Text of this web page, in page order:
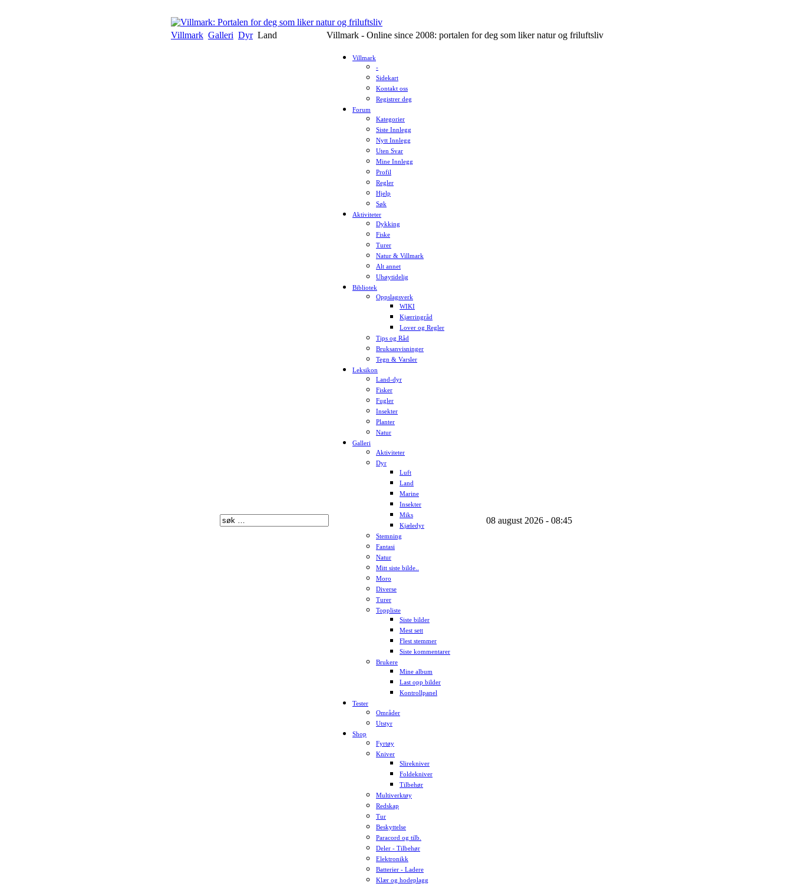
Villmark Galleri Dyr Land Villmark - Online since 2008: portalen for deg som liker natur og friluftsliv
Villmark
-
Sidekart
Kontakt oss
Registrer deg
Forum
Kategorier
Siste Innlegg
Nytt Innlegg
Uten Svar
Mine Innlegg
Profil
Regler
Hjelp
Søk
Aktiviteter
Dykking
Fiske
Turer
Natur & Villmark
Alt annet
Uhøytidelig
Bibliotek
Oppslagsverk
WIKI
Kjærringråd
Lover og Regler
Tips og Råd
Bruksanvisninger
Tegn & Varsler
Leksikon
Land-dyr
Fisker
Fugler
Insekter
Planter
Natur
Galleri
Aktiviteter
Dyr
Luft
Land
Marine
Insekter
Miks
Kjæledyr
Stemning
Fantasi
Natur
Mitt siste bilde..
Moro
Diverse
Turer
Toppliste
Siste bilder
Mest sett
Flest stemmer
Siste kommentarer
Brukere
Mine album
Last opp bilder
Kontrollpanel
Tester
Områder
Utstyr
Shop
Fyrtøy
Kniver
Slirekniver
Foldekniver
Tilbehør
Multiverktøy
Redskap
Tur
Beskyttelse
Paracord og tilb.
Deler - Tilbehør
Elektronikk
Batterier - Ladere
Klær og hodeplagg
08 august 2026 - 08:45